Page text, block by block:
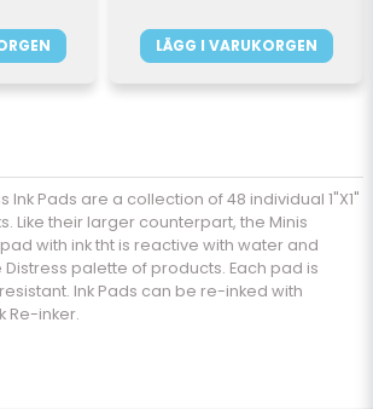
Ink Pads are a collection of 48 individual 1"X1"
Like their larger counterpart, the Minis
with ink tht is reactive with water and
palette of products. Each pad is
Ink Pads can be re-inked with
Re-inker.
LÄGG I VARUKORGEN